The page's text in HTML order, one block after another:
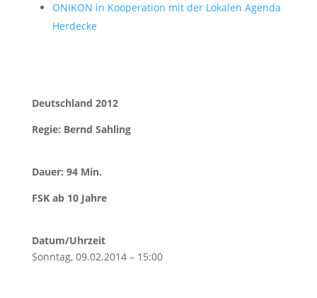
ONIKON in Kooperation mit der Lokalen Agenda
Herdecke
Deutschland 2012
Regie: Bernd Sahling
Dauer: 94 Min.
FSK ab 10 Jahre
Datum/Uhrzeit
Sonntag, 09.02.2014 – 15:00